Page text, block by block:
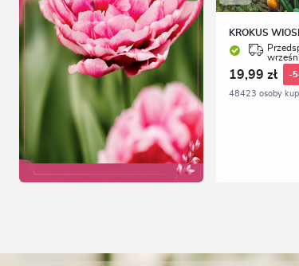
KROKUS
19,99 zł -
48423 osoby